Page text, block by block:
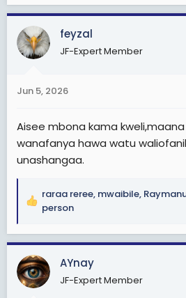
a
c
t
i
s
feyzal
JF-Expert Member
Jun 5, 2026
Aisee mbona kama
wanafanya hawa watu
unashangaa.
R
a
c
t
i
o
raraa reree, mwaibile,
person
AYnay
JF-Expert Member